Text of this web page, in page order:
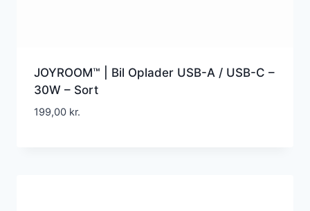
JOYROOM™ | Bil Oplader USB-A / USB-C –
30W – Sort
199,00 kr.